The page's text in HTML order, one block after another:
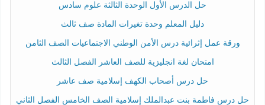
حل الدرس الأول الوحدة الثالثة علوم سادس
دليل المعلم وحدة تغيرات المادة صف ثالث
ورقة عمل إثرائية درس الأمن الوطني الاجتماعيات الصف الثامن
امتحان لغة انجليزية للصف العاشر الفصل الثالث
حل درس أصحاب الكهف إسلامية صف عاشر
حل درس فاطمة بنت عبدالملك إسلامية الصف الخامس الفصل الثاني